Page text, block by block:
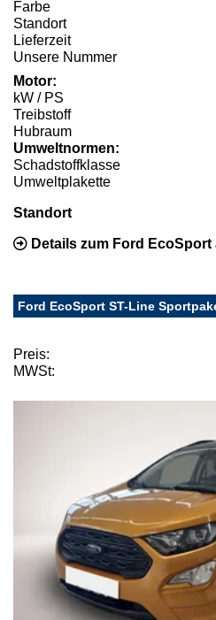
Farbe
Standort
Lieferzeit
Unsere Nummer
Motor:
kW / PS
Treibstoff
Hubraum
Umweltnormen:
Schadstoffklasse
Umweltplakette
Standort
Details zum Ford EcoSport
Ford EcoSport ST-Line
Preis:
MWSt: